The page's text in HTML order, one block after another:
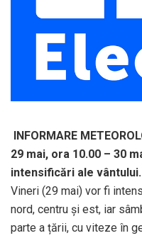
INFORMARE
29 mai, ora 10.00 – 30
intensificări ale vântului.
Vineri (29 mai) vor fi
nord, centru și est, iar
parte a țării, cu viteze în